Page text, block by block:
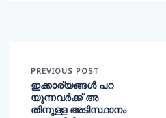
PREVIOUS POST
ഇക്കാര്യങ്ങള്‍ പറ
യുന്നവര്‍ക്ക് അ
തിനുള്ള അടിസ്ഥാനം